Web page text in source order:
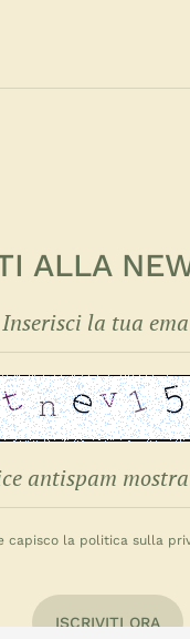
ALLA
capisco la politica sulla
ISCRIVITI ORA